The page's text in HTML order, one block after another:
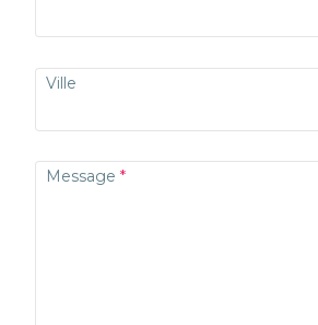
Ville
Message